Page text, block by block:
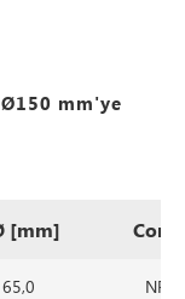
mm'ye
[mm]
65,0 NR/